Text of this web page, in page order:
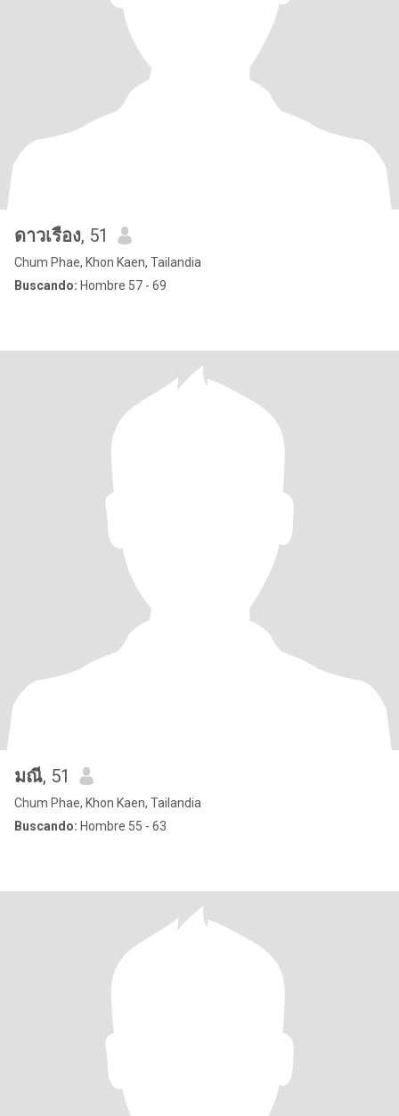
ดาวเรือง, 51
Chum Phae, Khon Kaen, Tailandia
Buscando: Hombre 57 - 69
มณี, 51
Chum Phae, Khon Kaen, Tailandia
Buscando: Hombre 55 - 63